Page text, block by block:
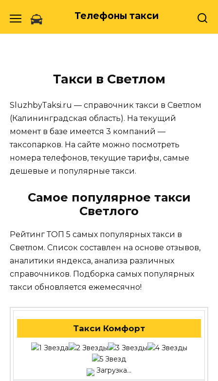
Телефоны такси
Такси в Светлом
SluzhbyTaksi.ru — справочник такси в Светлом
(Калининградская область). На текущий
момент в базе имеется 3 компаний —
таксопарков. На сайте можно посмотреть
номера телефонов, текущие тарифы, самые
дешевые и популярные такси.
Самое популярное такси
Светлого
Рейтинг ТОП 5 самых популярных такси в
Светлом. Список составлен на основе отзывов,
аналитики яндекса, анализа различных
справочников. Подборка самых популярных
такси обновляется ежемесячно!
Такси Комфорт
Загрузка...